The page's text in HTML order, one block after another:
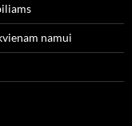
namui